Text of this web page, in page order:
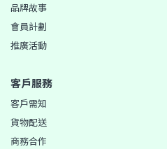
品牌故事
會員計劃
推廣活動
客戶服務
客戶需知
貨物配送
商務合作